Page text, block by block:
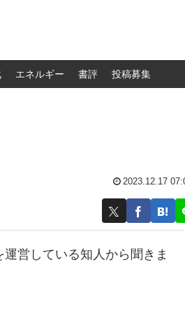
エネルギー 書評 投稿募集
2023.12.17
営している知人から聞きま